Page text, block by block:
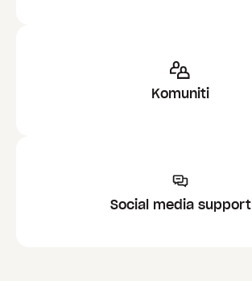
Komuniti
Social media support